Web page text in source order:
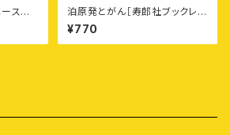
ス酪
泊原発とがん［寿郎社ブックレッ
ト1］
¥770